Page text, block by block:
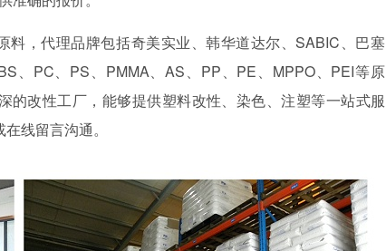
料，代理品牌包括奇美实业、韩华道达尔、SABIC、巴塞
、PC、PS、PMMA、AS、PP、PE、MPPO、PEI等原
改性工厂，能够提供塑料改性、染色、注塑等一站式服
线留言沟通。